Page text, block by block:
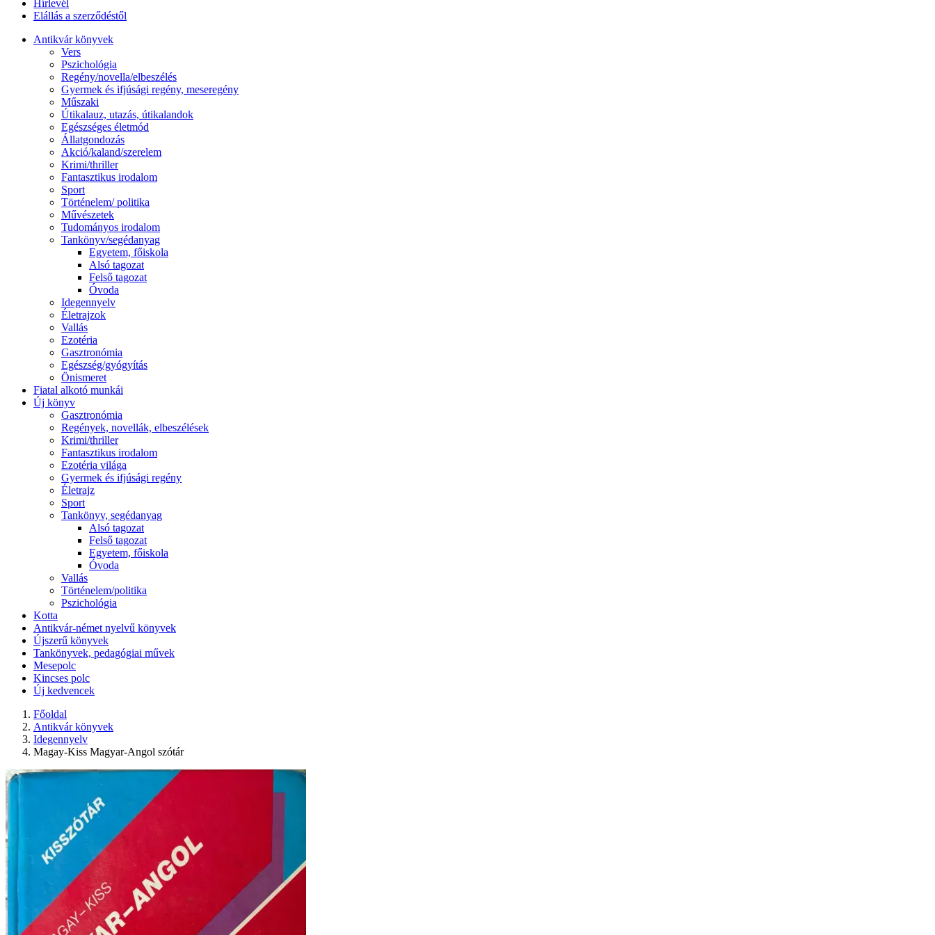
Hírlevél
Elállás a szerződéstől
Antikvár könyvek
Vers
Pszichológia
Regény/novella/elbeszélés
Gyermek és ifjúsági regény, meseregény
Műszaki
Útikalauz, utazás, útikalandok
Egészséges életmód
Állatgondozás
Akció/kaland/szerelem
Krimi/thriller
Fantasztikus irodalom
Sport
Történelem/ politika
Művészetek
Tudományos irodalom
Tankönyv/segédanyag
Egyetem, főiskola
Alsó tagozat
Felső tagozat
Óvoda
Idegennyelv
Életrajzok
Vallás
Ezotéria
Gasztronómia
Egészség/gyógyítás
Önismeret
Fiatal alkotó munkái
Új könyv
Gasztronómia
Regények, novellák, elbeszélések
Krimi/thriller
Fantasztikus irodalom
Ezotéria világa
Gyermek és ifjúsági regény
Életrajz
Sport
Tankönyv, segédanyag
Alsó tagozat
Felső tagozat
Egyetem, főiskola
Óvoda
Vallás
Történelem/politika
Pszichológia
Kotta
Antikvár-német nyelvű könyvek
Újszerű könyvek
Tankönyvek, pedagógiai művek
Mesepolc
Kincses polc
Új kedvencek
Főoldal
Antikvár könyvek
Idegennyelv
Magay-Kiss Magyar-Angol szótár